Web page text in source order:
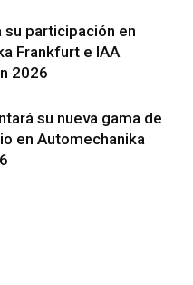
su participación en
Frankfurt e IAA
2026
su nueva gama de
en Automechanika